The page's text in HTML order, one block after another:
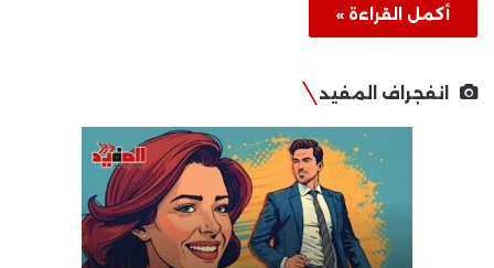
أكمل القراءة »
انفجراف المفيد